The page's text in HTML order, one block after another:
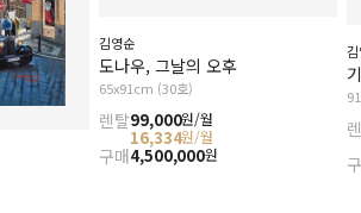
김영순
도나우, 그날의 오후
65x91cm (30호)
렌탈99,000원/월
16,334원/월
구매4,500,000원